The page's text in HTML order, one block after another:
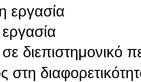
εργασία
διεπιστημονικό
στη